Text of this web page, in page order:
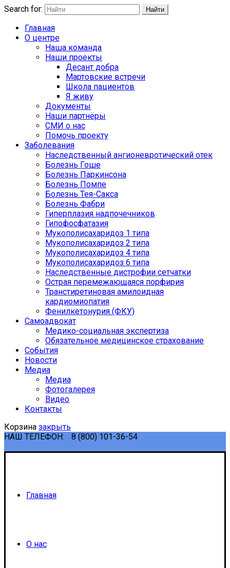
Search for: Найти
Главная
О центре
Наша команда
Наши проекты
Десант добра
Мартовские встречи
Школа пациентов
Я живу
Документы
Наши партнёры
СМИ о нас
Помочь проекту
Заболевания
Наследственный ангионевротический отек
Болезнь Гоше
Болезнь Паркинсона
Болезнь Помпе
Болезнь Тея-Сакса
Болезнь Фабри
Гиперплазия надпочечников
Гипофосфатазия
Мукополисахаридоз 1 типа
Мукополисахаридоз 2 типа
Мукополисахаридоз 4 типа
Мукополисахаридоз 6 типа
Наследственные дистрофии сетчатки
Острая перемежающаяся порфирия
Транстиретиновая амилоидная
кардиомиопатия
Фенилкетонурия (ФКУ)
Самоадвокат
Медико-социальная экспертиза
Обязательное медицинское страхование
События
Новости
Медиа
Медиа
Фотогалерея
Видео
Контакты
Корзина закрыть
НАШ ТЕЛЕФОН:
8 (800) 101-36-54
Главная
О нас